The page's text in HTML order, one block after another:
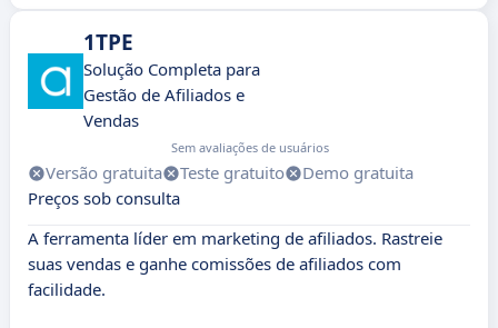
1TPE
Solução Completa para
Gestão de Afiliados e
Vendas
Sem avaliações de usuários
Versão gratuita Teste gratuito
Demo gratuita
Preços sob consulta
A ferramenta líder em marketing de afiliados. Rastreie
suas vendas e ganhe comissões de afiliados com
facilidade.